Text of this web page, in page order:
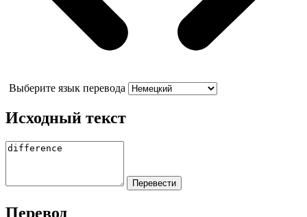
Выберите язык перевода
Исходный текст
Перевод